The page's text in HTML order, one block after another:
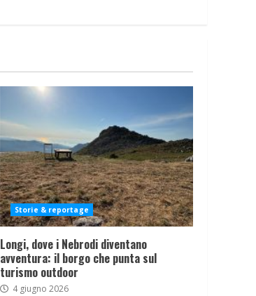
Storie & reportage
Longi, dove i Nebrodi diventano
avventura: il borgo che punta sul
turismo outdoor
4 giugno 2026